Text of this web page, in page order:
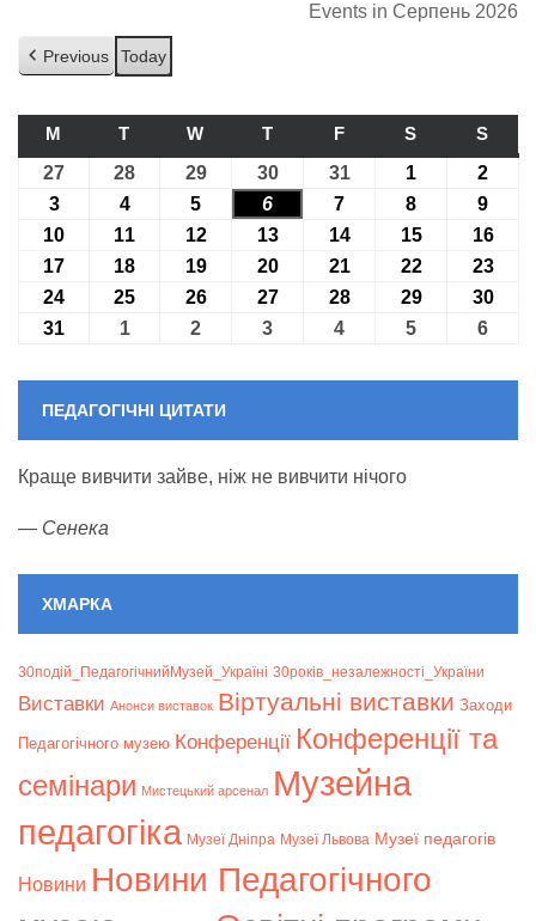
Events in Серпень 2026
Previous Today
M ПОНЕДІЛОК
T ВІВТОРОК
W СЕРЕДА
TЧЕТВЕР
FП’ЯТНИЦЯ
S СУБОТА
S
27 27.07.2026
28 28.07.2026
2929.07.2026
3030.07.2026
3131.07.2026
1 01.08.2026
2
303.08.2026
404.08.2026
5 05.08.2026
6 06.08.2026
7 07.08.2026
8 08.08.2026
9
10 10.08.2026
11 11.08.2026
1212.08.2026
1313.08.2026
1414.08.2026
1515.08.2026
16
17 17.08.2026
18 18.08.2026
1919.08.2026
2020.08.2026
2121.08.2026
2222.08.2026
23
24 24.08.2026
25 25.08.2026
2626.08.2026
2727.08.2026
2828.08.2026
2929.08.2026
30
31 31.08.2026
101.09.2026
2 02.09.2026
3 03.09.2026
4 04.09.2026
5 05.09.2026
6
ПЕДАГОГІЧНІ ЦИТАТИ
Краще вивчити зайве, ніж не вивчити нічого
— Сенека
ХМАРКА
30подій_ПедагогічнийМузей_Україні 30років_незалежності_України
Bиставки Анонси виставок Віртуальні виставки Заходи
Педагогічного музею Конференції Конференції та
семінари Мистецький арсенал Музейна
педагогіка Музеї Дніпра Музеї Львова Музеї педагогів
Новини Новини Педагогічного